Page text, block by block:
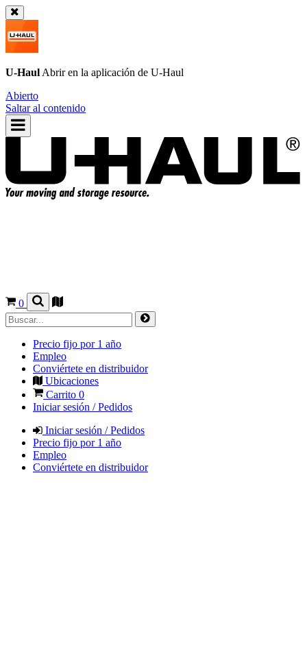
U-Haul Abrir en la aplicación de U-Haul
Abierto
Saltar al contenido
0
Precio fijo por 1 año
Empleo
Conviértete en distribuidor
Ubicaciones
Carrito 0
Iniciar sesión / Pedidos
Iniciar sesión / Pedidos
Precio fijo por 1 año
Empleo
Conviértete en distribuidor